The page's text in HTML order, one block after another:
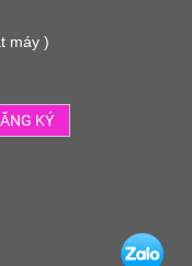
máy )
KÝ